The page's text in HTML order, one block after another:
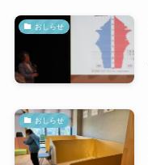
おしらせ
おしらせ